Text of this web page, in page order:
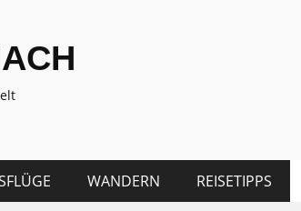
WANDERN REISETIPPS